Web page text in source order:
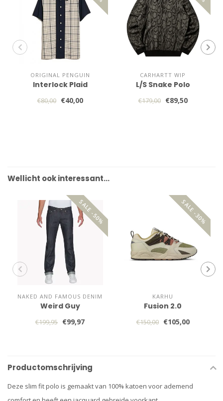
ORIGINAL PENGUIN
Interlock Plaid
€80,00 €40,00
CARHARTT WIP
L/S Snake Polo
€179,00 €89,50
Wellicht ook interessant…
SALE -50%
NAKED AND FAMOUS DENIM
Weird Guy
€199,95 €99,97
SALE -30%
KARHU
Fusion 2.0
€150,00 €105,00
Productomschrijving
Deze slim fit polo is gemaakt van 100% katoen voor ademend